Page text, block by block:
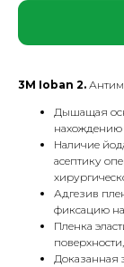
3M Ioban 2.
Дышащая
Наличие
асептику
Адгезив
фиксацию
Пленка
Доказанная